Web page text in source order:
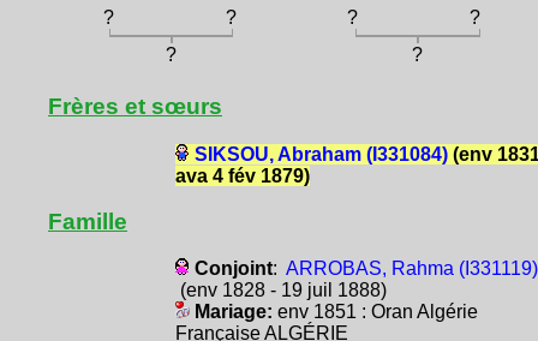
? ? ?
?
?
?
Frères et sœurs
SIKSOU, Abraham (I331084)(env
ava 4 fév 1879)
Famille
Conjoint: ARROBAS, Rahma (I331119)
(env 1828 - 19 juil 1888)
Mariage: env 1851 : Oran Algérie
Française ALGÉRIE